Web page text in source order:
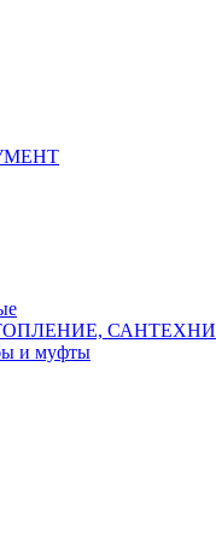
и муфты